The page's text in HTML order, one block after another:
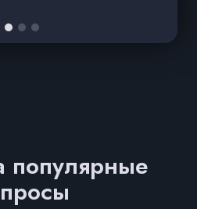
популярные